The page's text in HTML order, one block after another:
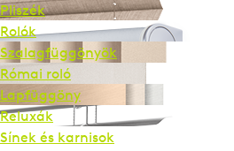
Pliszék
Rolók
Szalag­függönyök
Római roló
Lapfüggöny
Reluxák
Sínek és karnisok